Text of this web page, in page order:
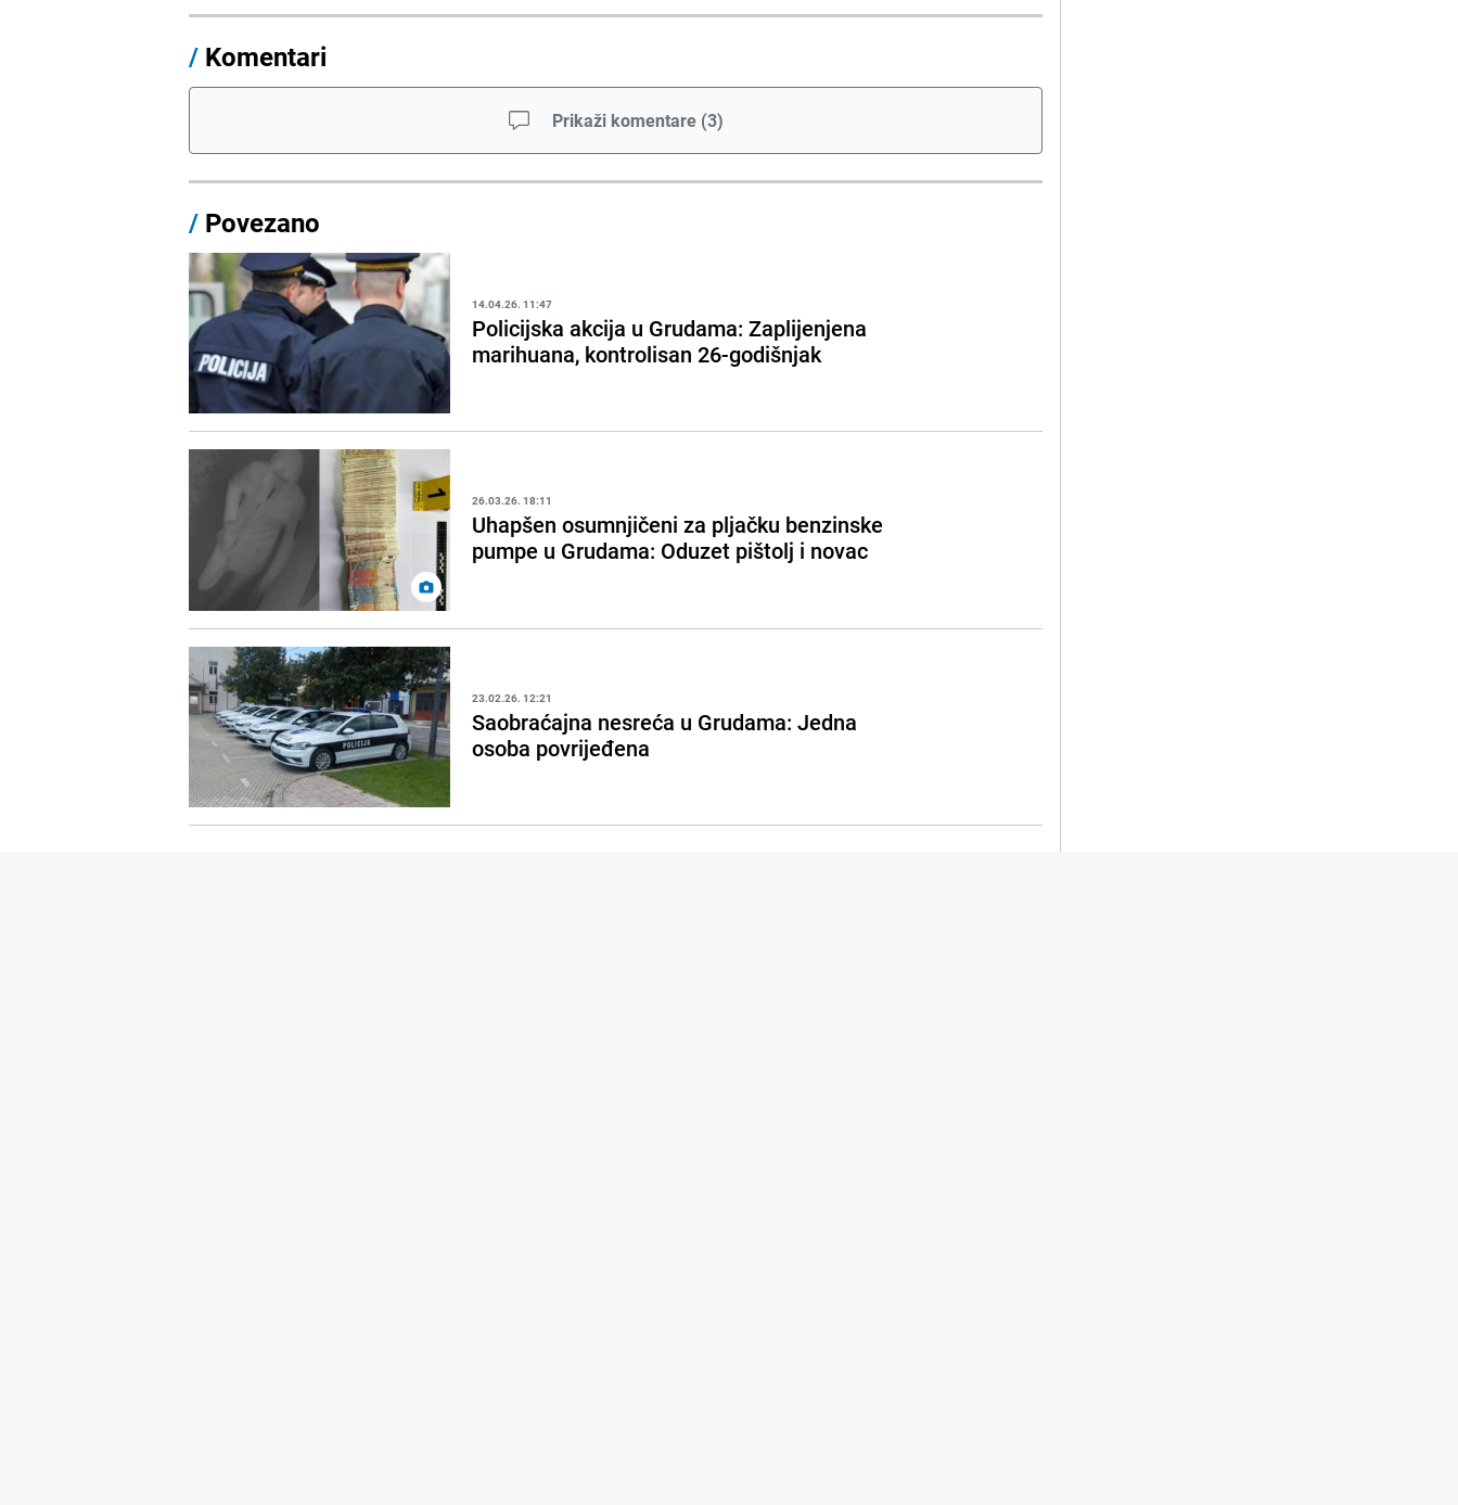
/ Komentari
Prikaži komentare (3)
/ Povezano
14.04.26. 11:47
Policijska akcija u Grudama: Zaplijenjena
marihuana, kontrolisan 26-godišnjak
26.03.26. 18:11
Uhapšen osumnjičeni za pljačku benzinske
pumpe u Grudama: Oduzet pištolj i novac
23.02.26. 12:21
Saobraćajna nesreća u Grudama: Jedna
osoba povrijeđena